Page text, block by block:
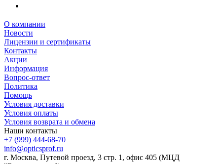
О компании
Новости
Лицензии и сертификаты
Контакты
Акции
Информация
Вопрос-ответ
Политика
Помощь
Условия доставки
Условия оплаты
Условия возврата и обмена
Наши контакты
+7 (999) 444-68-70
info@opticsprof.ru
г. Москва, Путевой проезд, 3 стр. 1, офис 405 (МЦД